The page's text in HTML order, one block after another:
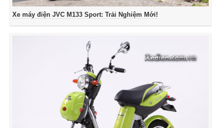
Xe máy điện JVC M133 Sport: Trải Nghiệm Mới!